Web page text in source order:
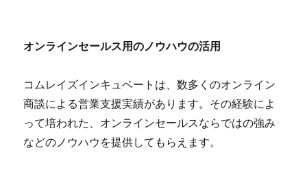
オンラインセールス用のノウハウの活用
コムレイズインキュベートは、数多くのオンライン
商談による営業支援実績があります。その経験によ
って培われた、オンラインセールスならではの強み
などのノウハウを提供してもらえます。